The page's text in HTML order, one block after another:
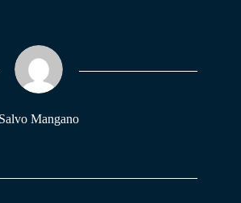
Salvo Mangano